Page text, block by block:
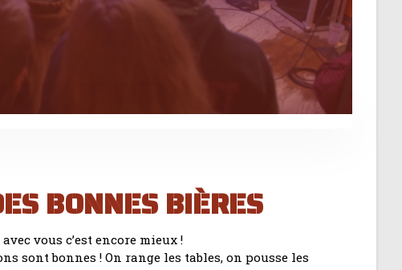
BONNES BIÈRES
vous c’est encore mieux !
sont bonnes ! On range les tables, on pousse les